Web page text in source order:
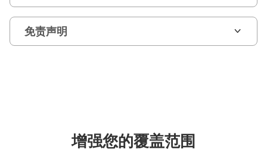
免责声明
增强您的覆盖范围